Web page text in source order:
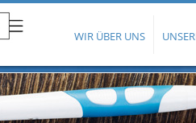
WIR ÜBER UNS